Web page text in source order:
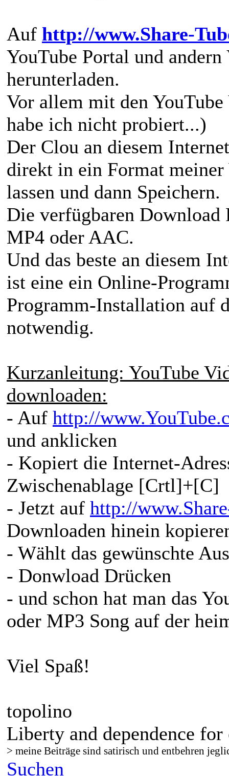
Auf http://www.Share-
YouTube Portal und
herunterladen.
Vor allem mit den
habe ich nicht probiert...)
Der Clou an diesem
direkt in ein Format
lassen und dann Speichern.
Die verfügbaren
MP4 oder AAC.
Und das beste an diesem
ist eine ein Online-
Programm-Installation auf
notwendig.
Kurzanleitung: YouTube
downloaden:
- Auf http://
und anklicken
- Kopiert die Internet-
Zwischenablage [Crtl]+[C]
- Jetzt auf http://
Downloaden hinein
- Wählt das gewünschte
- Donwload Drücken
- und schon hat man das
oder MP3 Song auf der
Viel Spaß!
topolino
Liberty and dependence for
> meine Beiträge sind satirisch und entbehren
Suchen